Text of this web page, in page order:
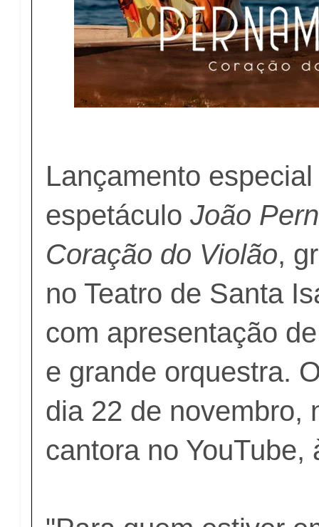
Lançamento
espetáculoJoão
Coração do Violão,
no Teatro de Santa
com apresentação
e grande orquestra.
dia 22 de novembro,
cantora no